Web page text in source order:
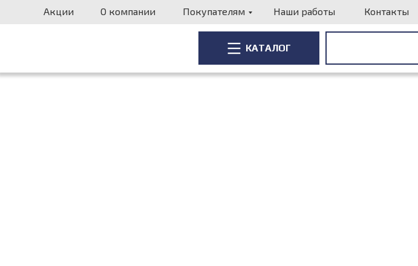
Акции О компании Покупателям Наши работы Контакты
КАТАЛОГ